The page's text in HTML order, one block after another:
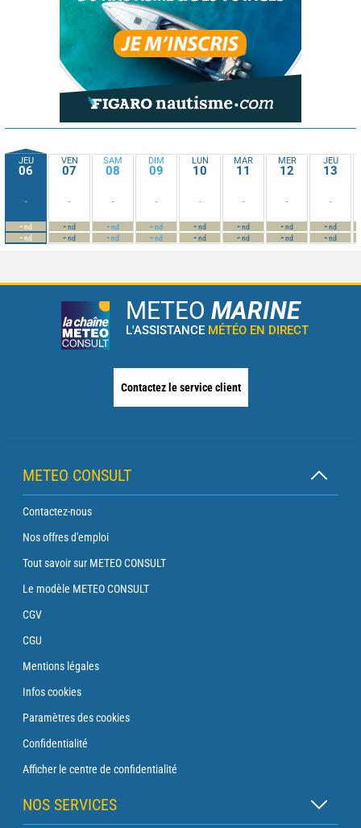
JEU
06
-
-nd
-nd
VEN
07
-
-nd
-nd
SAM
08
-
-nd
-nd
DIM
09
-
-nd
-nd
LUN
10
-
-nd
-nd
MAR
11
-
-nd
-nd
MER
12
-
-nd
-nd
JEU
13
-
-nd
-nd
METEO MARINE
L'ASSISTANCE MÉTÉO EN DIRECT
Contactez le service client
METEO CONSULT
Contactez-nous
Nos offres d'emploi
Tout savoir sur METEO CONSULT
Le modèle METEO CONSULT
CGV
CGU
Mentions légales
Infos cookies
Paramètres des cookies
Confidentialité
Afficher le centre de confidentialité
NOS SERVICES